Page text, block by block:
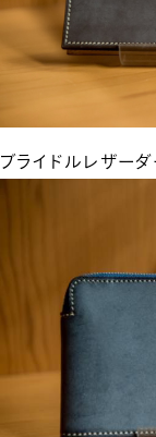
ブライドルレザー